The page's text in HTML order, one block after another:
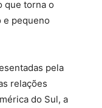
que torna o
e pequeno
pela
relações
do Sul, a